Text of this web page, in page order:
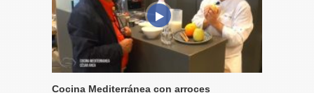
Cocina Mediterránea con arroces